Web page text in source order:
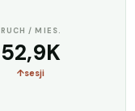
RUCH / MIES.
52,9K
sesji